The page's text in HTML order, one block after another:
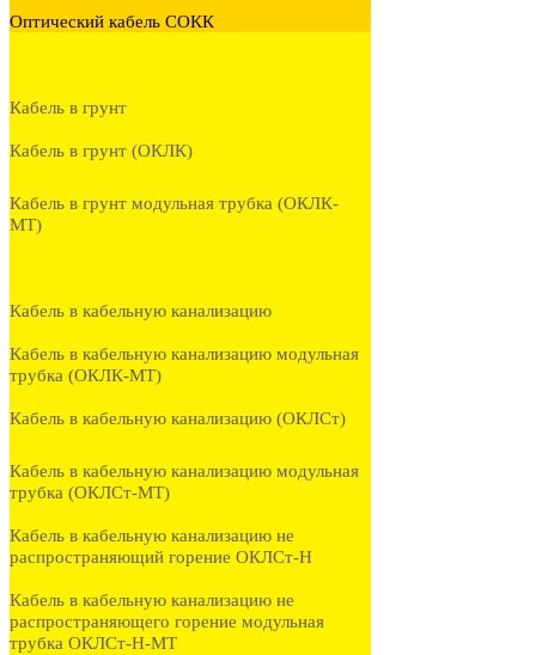
Оптический кабель СОКК
Кабель в грунт
Кабель в грунт (ОКЛК)
Кабель в грунт модульная трубка (ОКЛК-
МТ)
Кабель в кабельную канализацию
Кабель в кабельную канализацию модульная
трубка (ОКЛК-МТ)
Кабель в кабельную канализацию (ОКЛСт)
Кабель в кабельную канализацию модульная
трубка (ОКЛСт-МТ)
Кабель в кабельную канализацию не
распространяющий горение ОКЛСт-Н
Кабель в кабельную канализацию не
распространяющего горение модульная
трубка ОКЛСт-Н-МТ